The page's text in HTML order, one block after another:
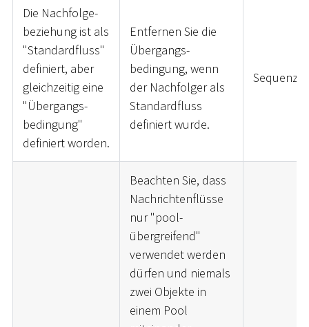
Die Nachfolge-
beziehung ist als
"Standardfluss"
definiert, aber
gleichzeitig eine
"Übergangs-
bedingung"
definiert worden.
Entfernen Sie die
Übergangs-
bedingung, wenn
der Nachfolger als
Standardfluss
definiert wurde.
Beachten Sie, dass
Nachrichtenflüsse
nur "pool-
übergreifend"
verwendet werden
dürfen und niemals
zwei Objekte in
einem Pool